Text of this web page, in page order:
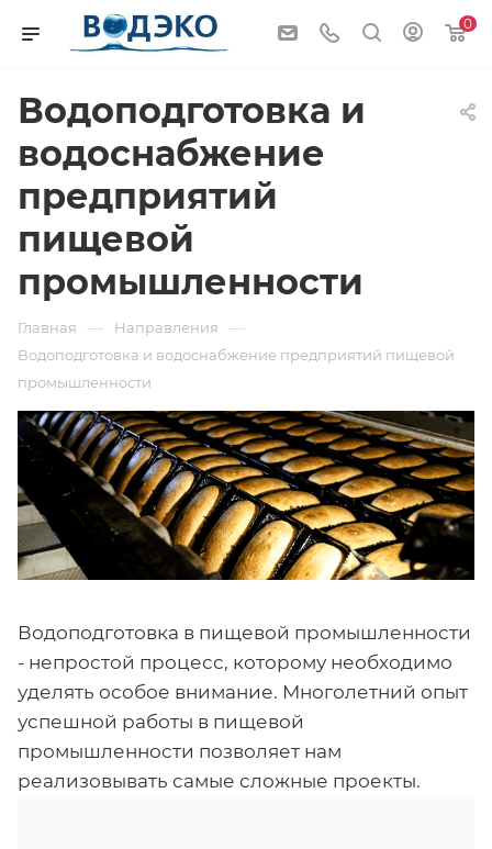
0
Водоподготовка и
водоснабжение
предприятий
пищевой
промышленности
Главная — Направления —
Водоподготовка и водоснабжение предприятий пищевой
промышленности
Водоподготовка в пищевой промышленности
- непростой процесс, которому необходимо
уделять особое внимание. Многолетний опыт
успешной работы в пищевой
промышленности позволяет нам
реализовывать самые сложные проекты.